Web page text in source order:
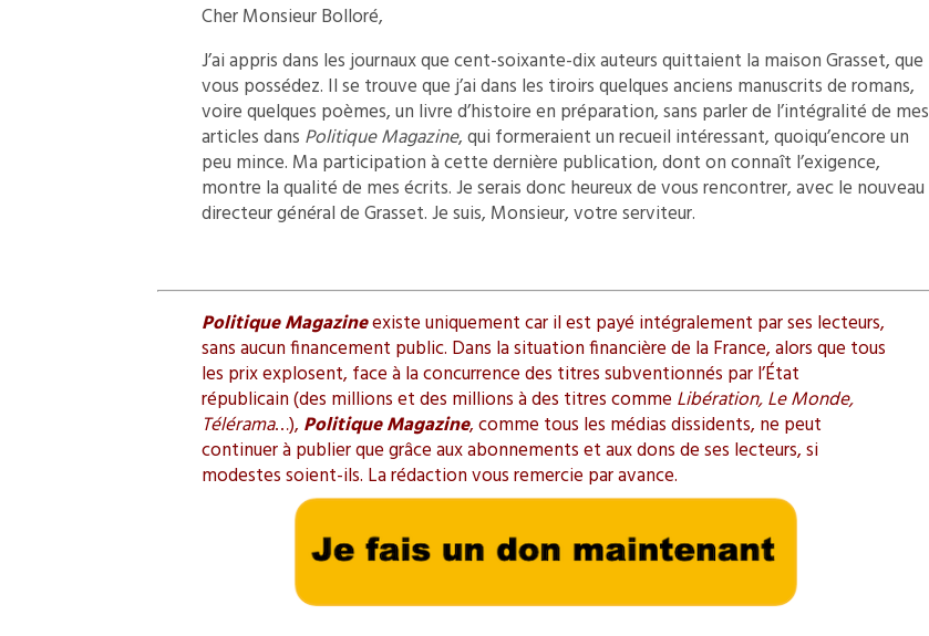
Cher Monsieur Bolloré,
J’ai appris dans les journaux que cent-soixante-dix auteurs quittaient la maison Grasset, que
vous possédez. Il se trouve que j’ai dans les tiroirs quelques anciens manuscrits de romans,
voire quelques poèmes, un livre d’histoire en préparation, sans parler de l’intégralité de mes
articles dans Politique Magazine, qui formeraient un recueil intéressant, quoiqu’encore un
peu mince. Ma participation à cette dernière publication, dont on connaît l’exigence,
montre la qualité de mes écrits. Je serais donc heureux de vous rencontrer, avec le nouveau
directeur général de Grasset. Je suis, Monsieur, votre serviteur.
Politique Magazineexiste uniquement car il est payé intégralement par ses lecteurs,
sans aucun financement public. Dans la situation financière de la France, alors que tous
les prix explosent, face à la concurrence des titres subventionnés par l’État
républicain (des millions et des millions à des titres comme Libération, Le Monde,
Télérama…), Politique Magazine, comme tous les médias dissidents, ne peut
continuer à publier que grâce aux abonnements et aux dons de ses lecteurs, si
modestes soient-ils. La rédaction vous remercie par avance.